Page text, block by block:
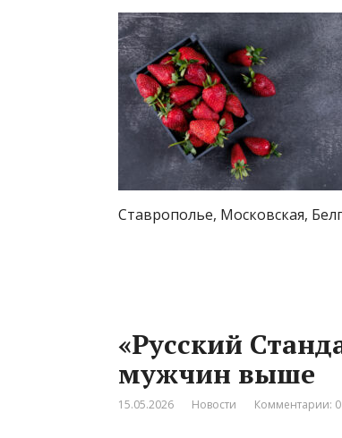
Ставрополье, Московская,
«Русский
мужчин выше
15.05.2026 Новости Комментарии: 0